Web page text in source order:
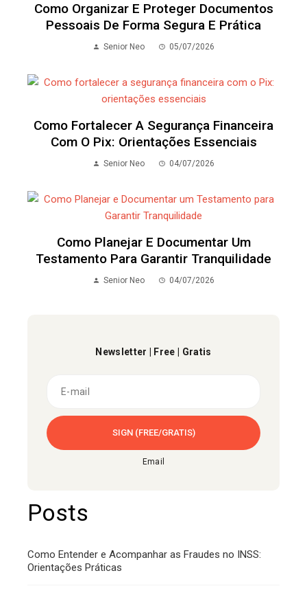
Como Organizar E Proteger Documentos
Pessoais De Forma Segura E Prática
Senior Neo 05/07/2026
Como Fortalecer A Segurança Financeira
Com O Pix: Orientações Essenciais
Senior Neo 04/07/2026
Como Planejar E Documentar Um
Testamento Para Garantir Tranquilidade
Senior Neo 04/07/2026
Newsletter | Free | Gratis
Email
Posts
Como Entender e Acompanhar as Fraudes no INSS:
Orientações Práticas